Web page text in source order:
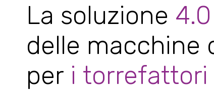
La soluzione 4.0
delle macchine
per i torrefattori